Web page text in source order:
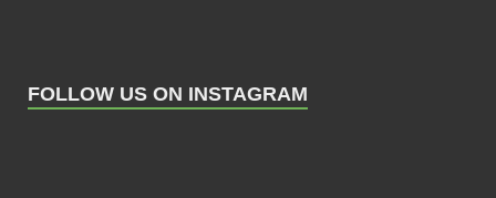
FOLLOW US ON INSTAGRAM